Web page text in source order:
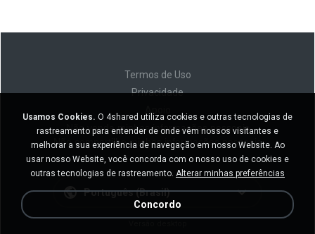
Termos de Uso
Privacidade
Não venda minhas informações pessoais
Não compartilhe minhas informações pessoais
Português (Brasil)
Usamos Cookies. O 4shared utiliza cookies e outras tecnologias de
rastreamento para entender de onde vêm nossos visitantes e
melhorar a sua experiência de navegação em nosso Website. Ao
usar nosso Website, você concorda com o nosso uso de cookies e
outras tecnologias de rastreamento. Alterar minhas preferências
Concordo